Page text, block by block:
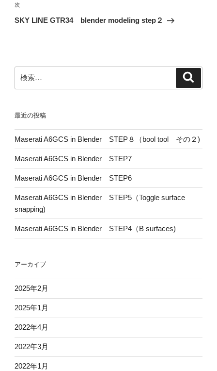
ゲ
ー
次
の
次
SKY LINE GTR34 blender modeling step２
索:
最近の投稿
Maserati A6GCS in Blender STEP８（bool tool その２)
Maserati A6GCS in Blender STEP7
Maserati A6GCS in Blender STEP6
Maserati A6GCS in Blender STEP5（Toggle surface
snapping)
Maserati A6GCS in Blender STEP4（B surfaces)
アーカイブ
2025年2月
2025年1月
2022年4月
2022年3月
2022年1月